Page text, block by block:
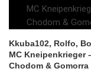
Kkuba102, Rolfo,
MC Kneipenkrieger
Chodom & Gomorra